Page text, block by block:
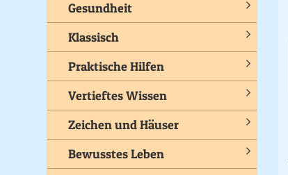
Gesundheit
Klassisch
Praktische Hilfen
Vertieftes Wissen
Zeichen und Häuser
Bewusstes Leben